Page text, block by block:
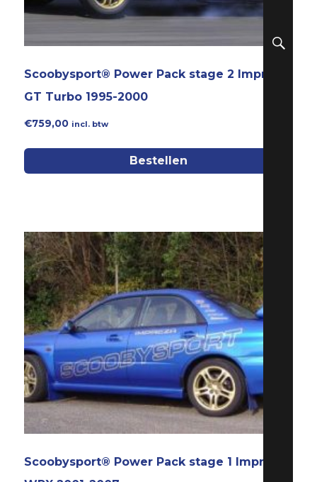
Scoobysport® Power Pack stage 2 Impreza
GT Turbo 1995-2000
€759,00 incl. btw
Bestellen
Scoobysport® Power Pack stage 1 Impreza